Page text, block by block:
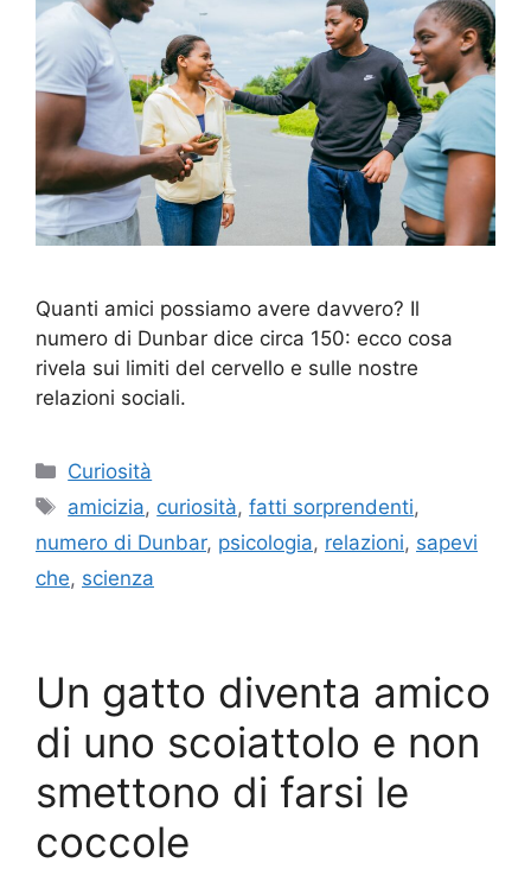
Quanti amici possiamo avere davvero? Il
numero di Dunbar dice circa 150: ecco cosa
rivela sui limiti del cervello e sulle nostre
relazioni sociali.
Categorie
Curiosità
Tag
amicizia, curiosità,fatti sorprendenti,
numero di Dunbar, psicologia, relazioni, sapevi
che, scienza
Un gatto diventa amico
di uno scoiattolo e non
smettono di farsi le
coccole